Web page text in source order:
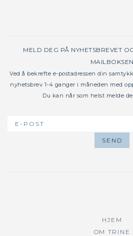
MELD DEG PÅ NYHETSBREVET
MAILBOKSEN
Ved å bekrefte e-postadressen din
nyhetsbrev 1-4 ganger i måneden med
Du kan når som helst melde
HJEM
OM TRINE